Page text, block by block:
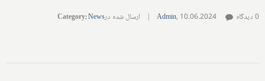
Admin, 10.06.2024
| ارسال شده در Category:News 0 دیدگاه